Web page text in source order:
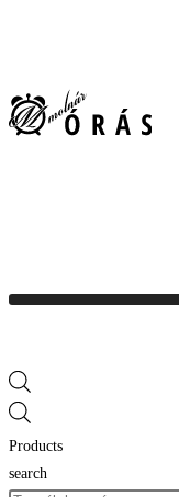
Products
search